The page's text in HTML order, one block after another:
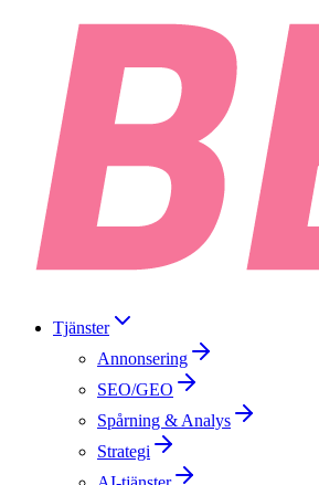
Tjänster
Annonsering
SEO/GEO
Spårning & Analys
Strategi